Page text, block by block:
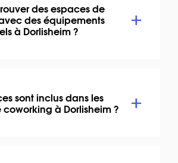
des espaces de
des équipements
à Dorlisheim ?
sont inclus dans les
à Dorlisheim ?